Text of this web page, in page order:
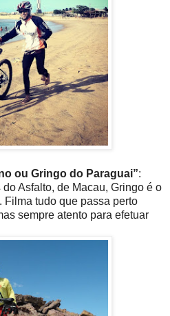
ou Gringo do Paraguai”:
Asfalto, de Macau, Gringo é o
Filma tudo que passa perto
sempre atento para efetuar